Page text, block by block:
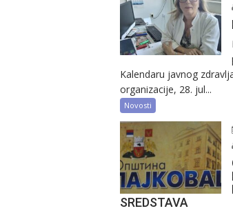
Kalendaru javnog
organizacije, 28. jul...
Novosti
SREDSTAVA